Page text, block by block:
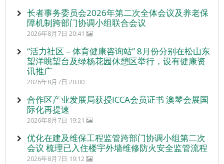
长者事务委员会2026年第二次全体会议及养老保
障机制跨部门协调小组联合会议
2026年8月7日 20:41
“活力社区 – 体育健康咨询站” 8月份分别在松山东
望洋眺望台及绿杨花园休憩区举行，设有健康资
讯推广
2026年8月7日 20:00
合作区产业发展局获授ICCA会员证书 澳琴会展国
际化再提速
2026年8月7日 19:21
优化在建及维保工程监管跨部门协调小组第二次
会议 梳理已入住楼宇外墙维修防火安全监管流程
2026年8月7日 19:12